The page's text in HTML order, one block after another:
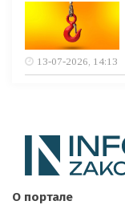
13-07-2026, 14:13
О портале